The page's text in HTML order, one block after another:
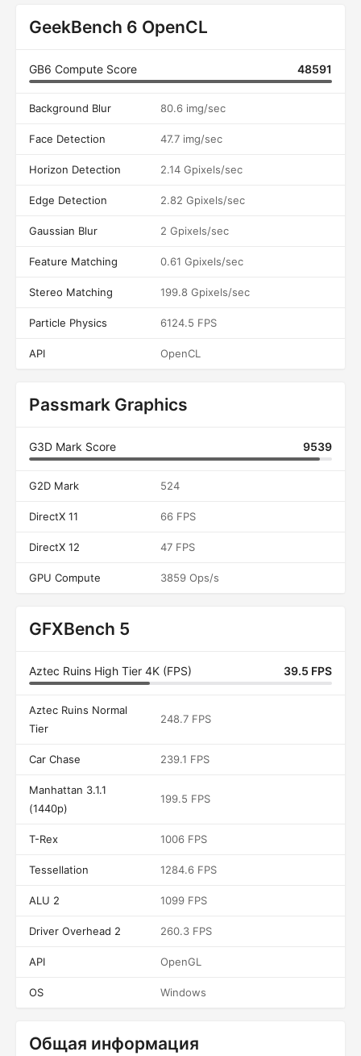
GeekBench 6 OpenCL
GB6 Compute Score 48591
Background Blur 80.6 img/sec
Face Detection 47.7 img/sec
Horizon Detection 2.14 Gpixels/sec
Edge Detection 2.82 Gpixels/sec
Gaussian Blur 2 Gpixels/sec
Feature Matching 0.61 Gpixels/sec
Stereo Matching 199.8 Gpixels/sec
Particle Physics 6124.5 FPS
API OpenCL
Passmark Graphics
G3D Mark Score 9539
G2D Mark 524
DirectX 11 66 FPS
DirectX 12 47 FPS
GPU Compute 3859 Ops/s
GFXBench 5
Aztec Ruins High Tier 4K (FPS) 39.5 FPS
Aztec Ruins Normal
Tier
248.7 FPS
Car Chase 239.1 FPS
Manhattan 3.1.1
(1440p)
199.5 FPS
T-Rex 1006 FPS
Tessellation 1284.6 FPS
ALU 2 1099 FPS
Driver Overhead 2 260.3 FPS
API OpenGL
OS Windows
Общая информация